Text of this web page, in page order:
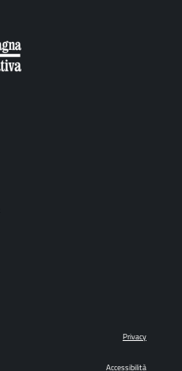
Privacy
Accessibilità